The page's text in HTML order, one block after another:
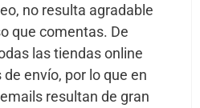
no resulta agradable
que comentas. De
las tiendas online
envío, por lo que en
resultan de gran